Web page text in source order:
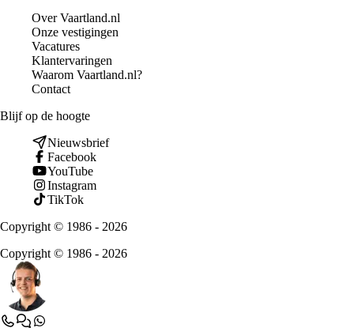
Over Vaartland.nl
Onze vestigingen
Vacatures
Klantervaringen
Waarom Vaartland.nl?
Contact
Blijf op de hoogte
Nieuwsbrief
Facebook
YouTube
Instagram
TikTok
Copyright © 1986 - 2026
Copyright © 1986 - 2026